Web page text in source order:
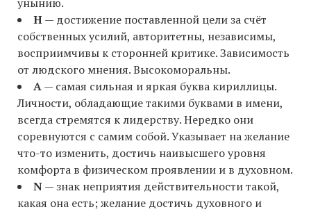
H— достижение поставленной цели за счёт
собственных усилий, авторитетны, независимы,
восприимчивы к сторонней критике. Зависимость
от людского мнения. Высокоморальны.
A— самая сильная и яркая буква кириллицы.
Личности, обладающие такими буквами в имени,
всегда стремятся к лидерству. Нередко они
соревнуются с самим собой. Указывает на желание
что-то изменить, достичь наивысшего уровня
комфорта в физическом проявлении и в духовном.
N— знак неприятия действительности такой,
какая она есть; желание достичь духовного и